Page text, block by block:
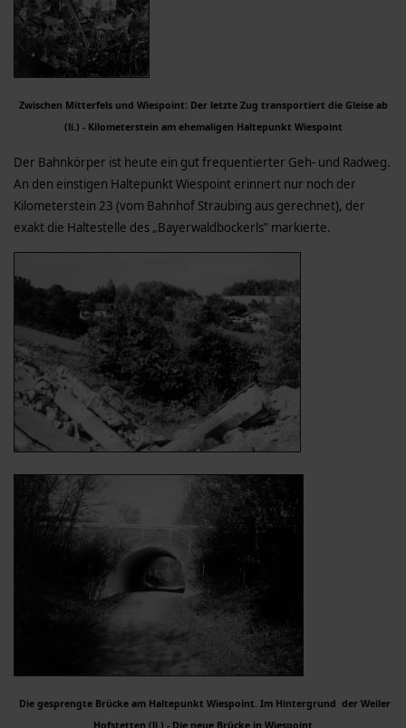
Zwischen Mitterfels und Wiespoint: Der letzte Zug transportiert die Gleise ab
(li.) - Kilometerstein am ehemaligen Haltepunkt Wiespoint
Der Bahnkörper ist heute ein gut frequentierter Geh- und Radweg.
An den einstigen Haltepunkt Wiespoint erinnert nur noch der
Kilometerstein 23 (vom Bahnhof Straubing aus gerechnet), der
exakt die Haltestelle des „Bayerwaldbockerls” markierte.
Die gesprengte Brücke am Haltepunkt Wiespoint. Im Hintergrund der Weiler